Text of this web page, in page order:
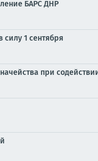
БАРС ДНР
1 сентября
при